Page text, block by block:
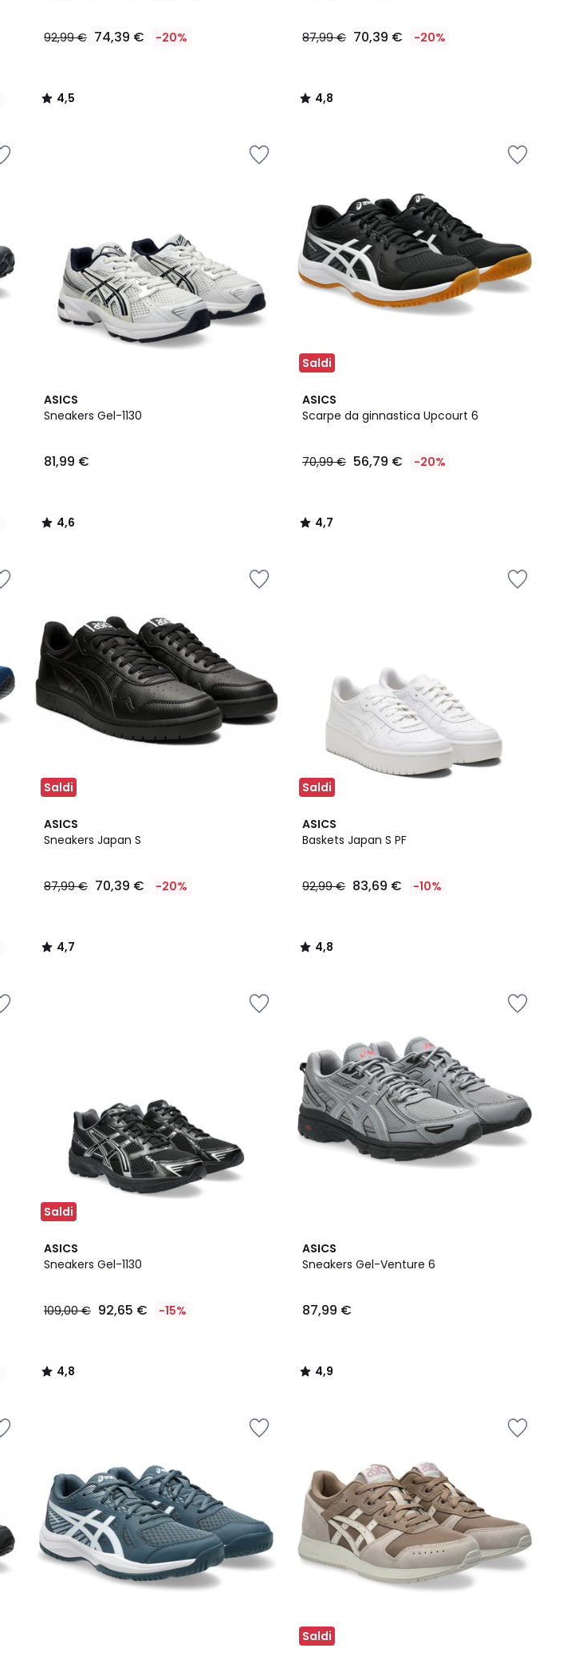
92,99 € 74,39 € -20%
4,5
/
87,99 € 70,39 € -20%
4,8
/
ASICS
Sneakers Gel-1130
81,99 €
4,6
/ 5
4,6
/
Saldi
ASICS
Scarpe da ginnastica Upcourt 6
70,99 € 56,79 € -20%
4,7
/ 5
4,7
/
Saldi
ASICS
Sneakers Japan S
87,99 € 70,39 € -20%
4,7
/ 5
4,7
/
Saldi
ASICS
Baskets Japan S PF
92,99 € 83,69 € -10%
4,8
/ 5
4,8
/
Saldi
ASICS
Sneakers Gel-1130
109,00 € 92,65 € -15%
4,8
/ 5
4,8
/
ASICS
Sneakers Gel-Venture 6
87,99 €
4,9
/ 5
4,9
/
Saldi